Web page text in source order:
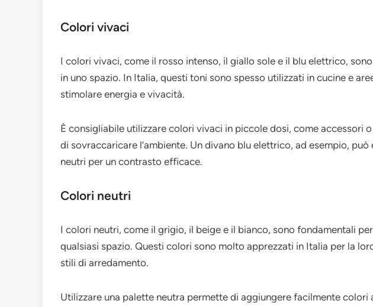
Colori vivaci
I colori vivaci, come il rosso intenso, il giallo sole e il blu elettrico,
in uno spazio. In Italia, questi toni sono spesso utilizzati in cucine e
stimolare energia e vivacità.
È consigliabile utilizzare colori vivaci in piccole dosi, come accessori
di sovraccaricare l’ambiente. Un divano blu elettrico, ad esempio, può
neutri per un contrasto efficace.
Colori neutri
I colori neutri, come il grigio, il beige e il bianco, sono fondamentali
qualsiasi spazio. Questi colori sono molto apprezzati in Italia per la
stili di arredamento.
Utilizzare una palette neutra permette di aggiungere facilmente colori